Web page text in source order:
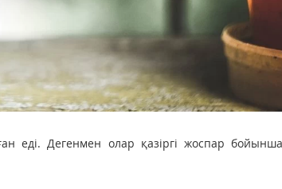
еді. Дегенмен олар қазіргі жоспар